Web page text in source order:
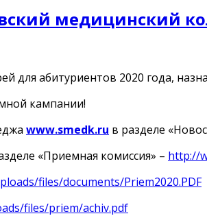
медицинский
абитуриентов 2020 года,
кампании!
www.smedk.ru в разделе
«Приемная комиссия» – http://
files/documents/Priem2020.PDF
files/priem/achiv.pdf